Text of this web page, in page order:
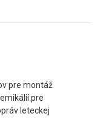
pre montáž
pre
leteckej